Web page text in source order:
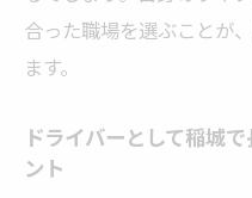
び方
シフト制や休
合った職場を選ぶことが
ます。
ドライバーとして稲城
ント